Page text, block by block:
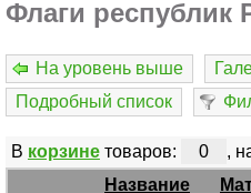
Флаги республик
На уровень выше
Подробный список
В корзинетоваров: 0 ,
Название